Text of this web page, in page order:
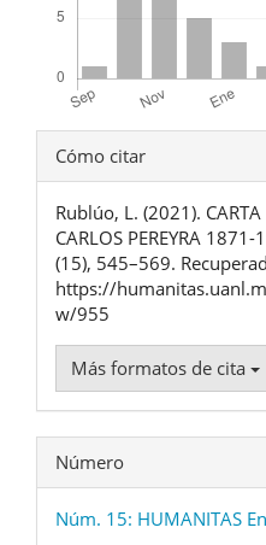
Detalles
del
artículo
Cómo citar
Rublúo, L. (2021). CARTA
CARLOS PEREYRA 1871-
(15), 545–569.
https://
w/955
Más formatos de cita
Número
Núm. 15: HUMANITAS